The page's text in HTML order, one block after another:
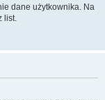
dane użytkownika. Na
list.